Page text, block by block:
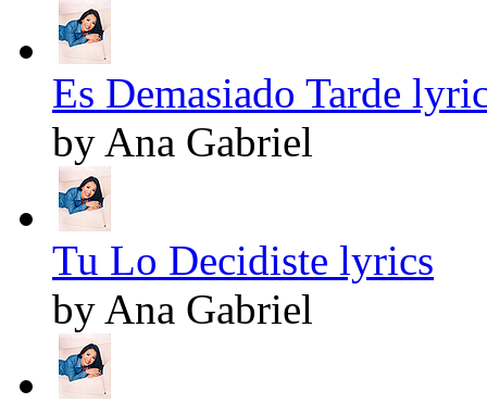
Es Demasiado Tarde
by Ana Gabriel
Tu Lo Decidiste lyrics
by Ana Gabriel